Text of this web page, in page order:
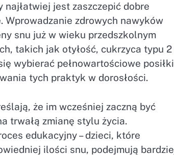
jest zaszczepić dobre
Wprowadzanie zdrowych nawyków
snu już w wieku przedszkolnym
takich jak otyłość, cukrzyca typu 2
wybierać pełnowartościowe
tych praktyk w dorosłości.
że im wcześniej zaczną być
trwałą zmianę stylu życia.
edukacyjny – dzieci, które
ilości snu, podejmują